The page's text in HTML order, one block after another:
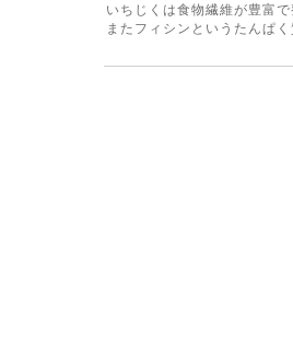
いちじくは食物繊維が豊富
またフィシンというたんぱ